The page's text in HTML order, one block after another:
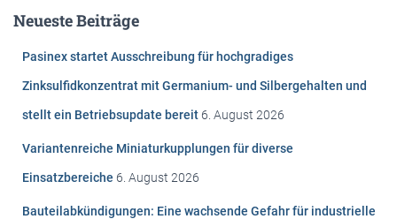
n
Neueste Beiträge
Pasinex startet Ausschreibung für hochgradiges
Zinksulfidkonzentrat mit Germanium- und Silbergehalten und
stellt ein Betriebsupdate bereit 6. August 2026
Variantenreiche Miniaturkupplungen für diverse
Einsatzbereiche 6. August 2026
Bauteilabkündigungen: Eine wachsende Gefahr für industrielle